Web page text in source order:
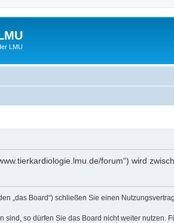
LMU
forum“) wird
„das Board“) schließen Sie einen
so dürfen Sie das Board nicht weiter